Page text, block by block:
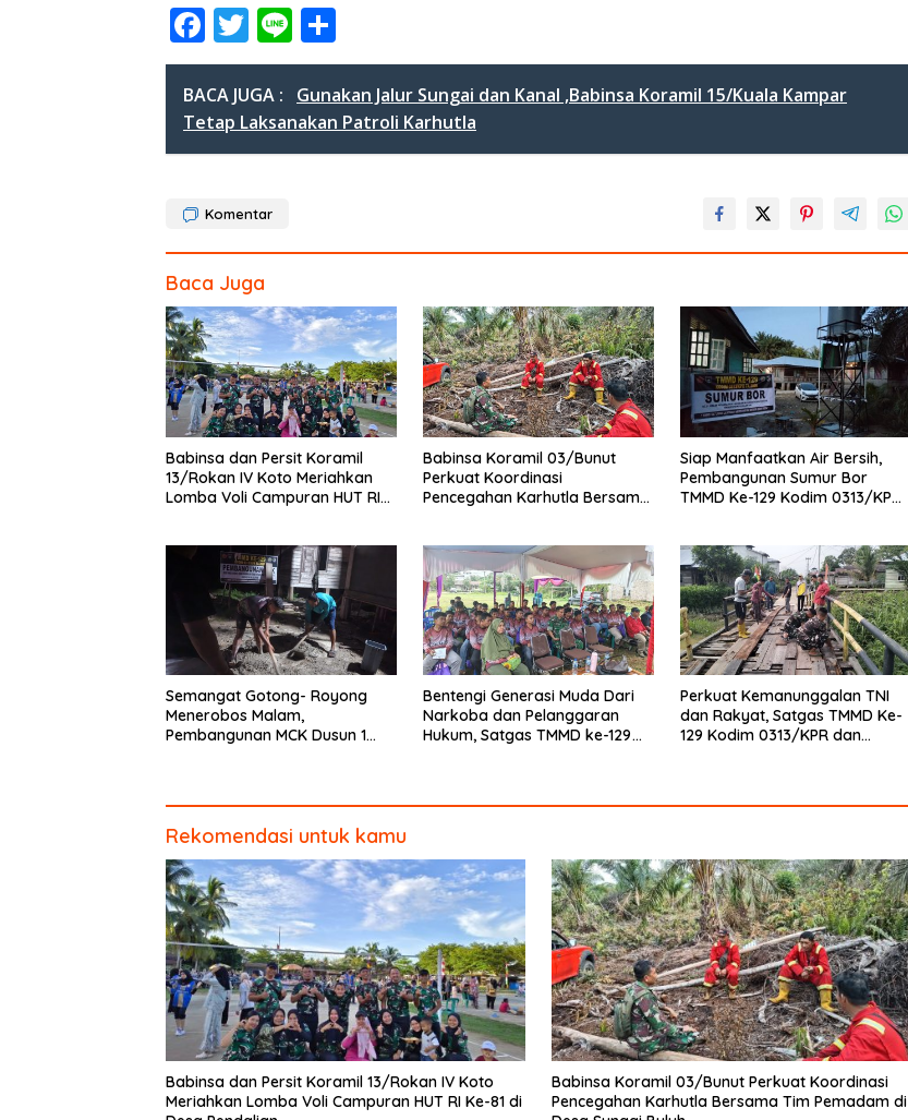
F
ac
e
b
o
o
k
T
w
itt
er
Li
n
e
h
ar
e
BACA JUGA :
Gunakan Jalur Sungai dan Kanal ,Babinsa Koramil 15/Kuala Kampar
Tetap Laksanakan Patroli Karhutla
Komentar
Baca Juga
Babinsa dan Persit Koramil
13/Rokan IV Koto Meriahkan
Lomba Voli Campuran HUT RI
Babinsa Koramil 03/Bunut
Perkuat Koordinasi
Pencegahan Karhutla Bersama
Siap Manfaatkan Air Bersih,
Pembangunan Sumur Bor
TMMD Ke-129 Kodim 0313/KPR
Semangat Gotong- Royong
Menerobos Malam,
Pembangunan MCK Dusun 1
Bentengi Generasi Muda Dari
Narkoba dan Pelanggaran
Hukum, Satgas TMMD ke-129
Perkuat Kemanunggalan TNI
dan Rakyat, Satgas TMMD Ke-
129 Kodim 0313/KPR dan
Rekomendasi untuk kamu
Babinsa dan Persit Koramil 13/Rokan IV Koto
Meriahkan Lomba Voli Campuran HUT RI Ke-81 di
Babinsa Koramil 03/Bunut Perkuat Koordinasi
Pencegahan Karhutla Bersama Tim Pemadam di